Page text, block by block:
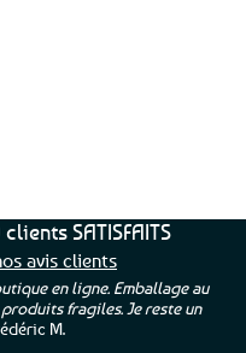
SATISFAITS
avis clients
en ligne. Emballage au
fragiles. Je reste un
M.